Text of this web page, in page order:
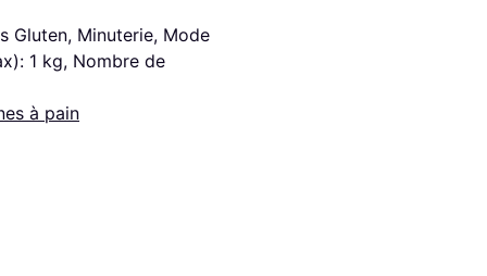
Gluten, Minuterie, Mode
1 kg, Nombre de
à pain